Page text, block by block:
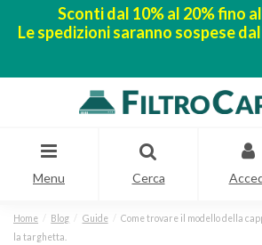
Sconti dal 10% al 20% fino
Le spedizioni saranno sospese
Menu Cerca
Home Blog Guide
Come trovare il modello della
la targhetta.